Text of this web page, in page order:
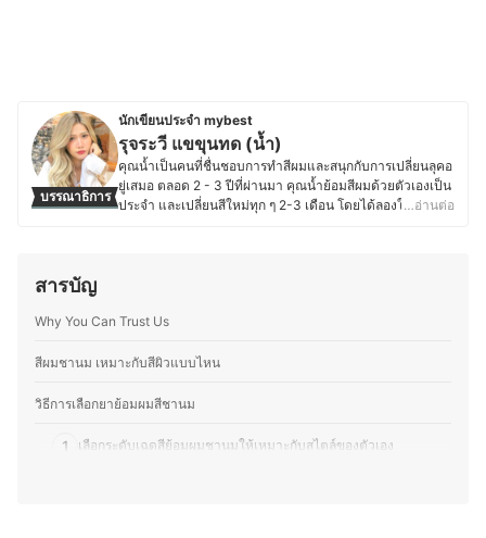
บรรณาธิการ
นักเขียนประจำ mybest
รุจระวี แขขุนทด (น้ำ)
คุณน้ำเป็นคนที่ชื่นชอบการทำสีผมและสนุกกับการเปลี่ยนลุคอ
ยู่เสมอ ตลอด 2 - 3 ปีที่ผ่านมา คุณน้ำย้อมสีผมด้วยตัวเองเป็น
ประจำ และเปลี่ยนสีใหม่ทุก ๆ 2-3 เดือน โดยได้ลองใช้ยาย้อม
แต่ละแบบมีข้อดีข้อเสียแตกต่างกัน ทั้งในเรื่องของความติด
ต้องการแบ่งปันประสบการณ์เกี่ยวกับการทำสีผม เพื่อช่วยให้
อย่างมั่นใจมากขึ้น ไม่ว่าจะเป็นมือใหม่ที่อยากลองเปลี่ยนลุค
ประวัติของ รุจระวี แขขุนทด (น้ำ)
…อ่านต่อ
สารบัญ
Why You Can Trust Us
สีผมชานม เหมาะกับสีผิวแบบไหน
วิธีการเลือกยาย้อมผมสีชานม
1 เลือกระดับเฉดสีย้อมผมชานมให้เหมาะกับสไตล์ของตัวเอง